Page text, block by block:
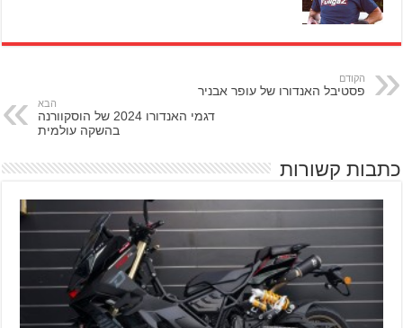
הקודם
פסטיבל האנדורו של עופר אבניר
הבא
דגמי האנדורו 2024 של הוסקוורנה
בהשקה עולמית
כתבות קשורות